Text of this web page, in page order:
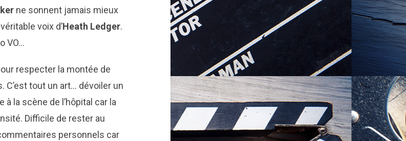
ne sonnent jamais mieux
voix d’Heath Ledger.
VO…
respecter la montée de
tout un art… dévoiler un
la scène de l’hôpital car la
Difficile de rester au
personnels car